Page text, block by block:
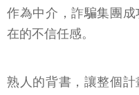
作為中介，詐騙集團
在的不信任感。
熟人的背書，讓整個